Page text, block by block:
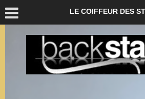
LE COIFFEUR DES